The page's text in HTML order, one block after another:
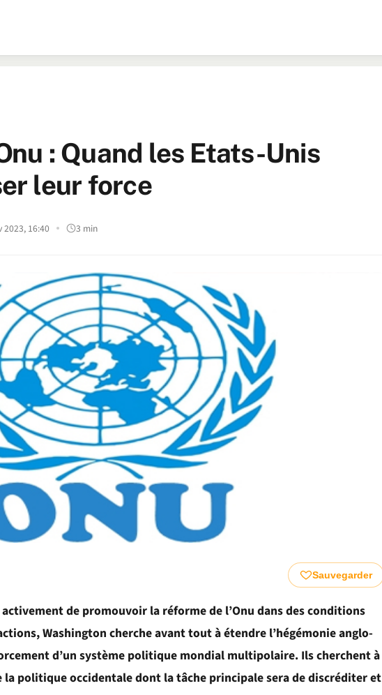
: Quand les Etats-Unis
leur force
2023, 16:40 3 min
Sauvegarder
de promouvoir la réforme de l’Onu dans des conditions
Washington cherche avant tout à étendre l’hégémonie anglo-
d’un système politique mondial multipolaire. Ils cherchent à
la politique occidentale dont la tâche principale sera de discréditer et